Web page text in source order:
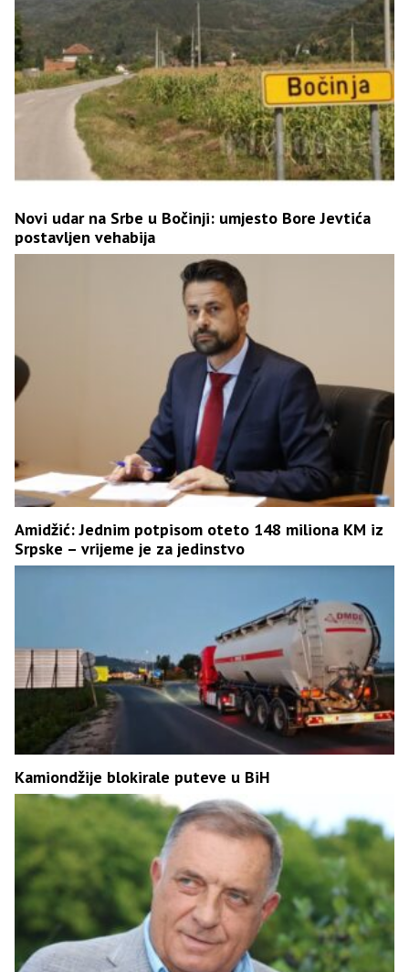
Novi udar na Srbe u Bočinji: umjesto Bore Jevtića
postavljen vehabija
Amidžić: Jednim potpisom oteto 148 miliona KM iz
Srpske – vrijeme je za jedinstvo
Kamiondžije blokirale puteve u BiH